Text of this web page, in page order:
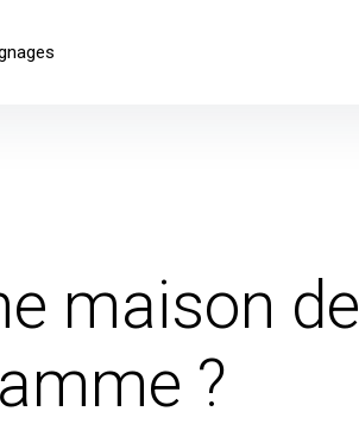
maison de
?